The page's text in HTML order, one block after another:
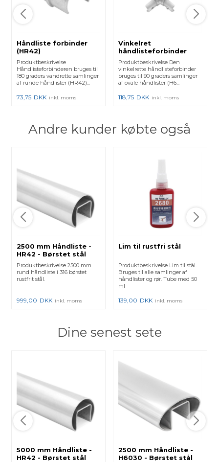
Håndliste forbinder
(HR42)
Produktbeskrivelse
Håndlisteforbinderen bruges til
180 graders vandrette samlinger
af runde håndlister (HR42)...
73,75 DKK inkl. moms
Vinkelret
håndlisteforbinder
(H6030)
Produktbeskrivelse Den
vinkelrette håndlisteforbinder
bruges til 90 graders samlinger
af ovale håndlister (H6...
118,75 DKK inkl. moms
Andre kunder købte også
2500 mm Håndliste -
HR42 - Børstet stål
Produktbeskrivelse 2500 mm
rund håndliste i 316 børstet
rustfrit stål.
999,00 DKK inkl. moms
Lim til rustfri stål
Produktbeskrivelse Lim til stål.
Bruges til alle samlinger af
håndlister og rør. Tube med 50
ml
139,00 DKK inkl. moms
Dine senest sete
5000 mm Håndliste -
HR42 - Børstet stål
2500 mm Håndliste -
H6030 - Børstet stål